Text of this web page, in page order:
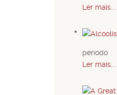
Ler mais...
período
Ler mais...